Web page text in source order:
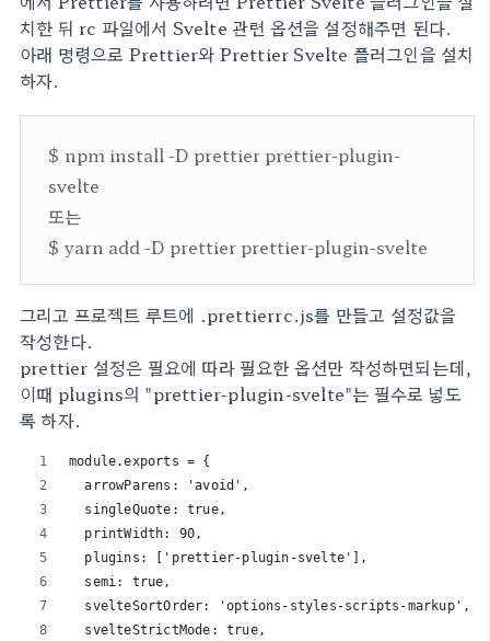
치한 뒤 rc 파일에서 Svelte 관련 옵션을 설정해주면 된다.
아래 명령으로 Prettier와 Prettier Svelte 플러그인을 설치
하자.
$ npm install -D prettier prettier-plugin-
svelte
또는
$ yarn add -D prettier prettier-plugin-svelte
그리고 프로젝트 루트에 .prettierrc.js를 만들고 설정값을
작성한다.
prettier 설정은 필요에 따라 필요한 옵션만 작성하면되는데,
이때 plugins의 "prettier-plugin-svelte"는 필수로 넣도
록 하자.
module.exports = {
  arrowParens: 'avoid',
  singleQuote: true,
  printWidth: 90,
  plugins: ['prettier-plugin-svelte'],
  semi: true,
  svelteSortOrder: 'options-styles-scripts-markup',
  svelteStrictMode: true,